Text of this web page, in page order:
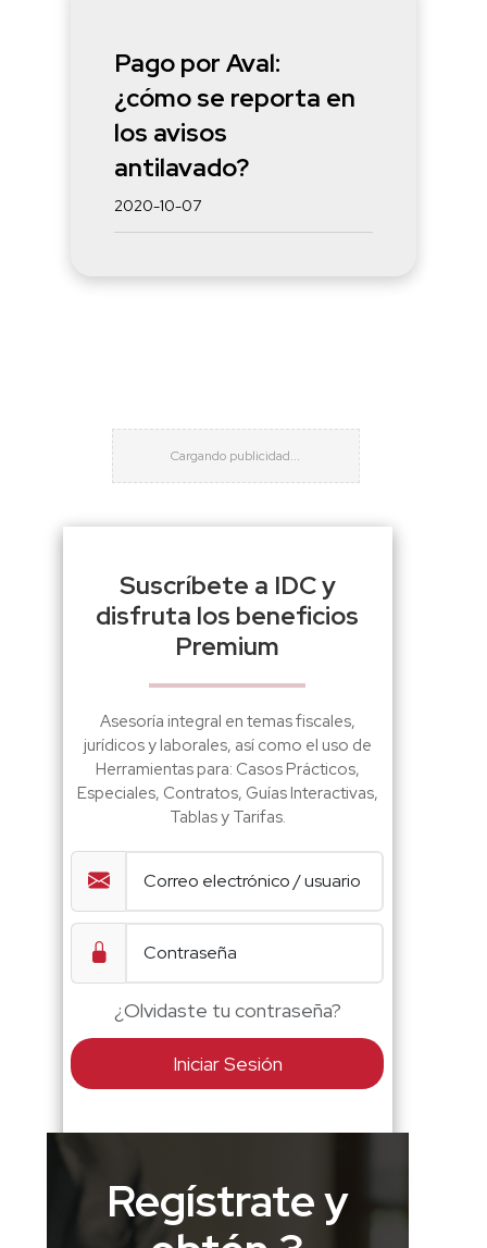
Pago por Aval:
¿cómo se reporta en
los avisos
antilavado?
2020-10-07
Suscríbete a IDC y
disfruta los beneficios
Premium
Asesoría integral en temas fiscales,
jurídicos y laborales, así como el uso de
Herramientas para: Casos Prácticos,
Especiales, Contratos, Guías Interactivas,
Tablas y Tarifas.
¿Olvidaste tu contraseña?
Iniciar Sesión
Regístrate y